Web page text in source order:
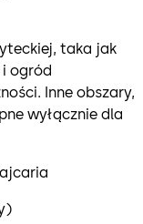
taka jak
ogród
Inne obszary,
wyłącznie dla